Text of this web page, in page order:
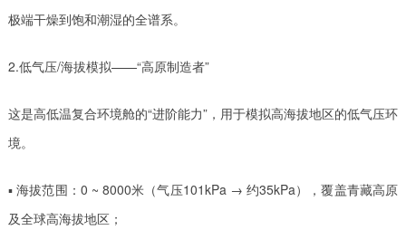
极端干燥到饱和潮湿的全谱系。
2️.低气压/海拔模拟——“高原制造者”
这是高低温复合环境舱的“进阶能力”，用于模拟高海拔地区的低气压环
境。
▪ 海拔范围：0 ~ 8000米（气压101kPa → 约35kPa），覆盖青藏高原
及全球高海拔地区；